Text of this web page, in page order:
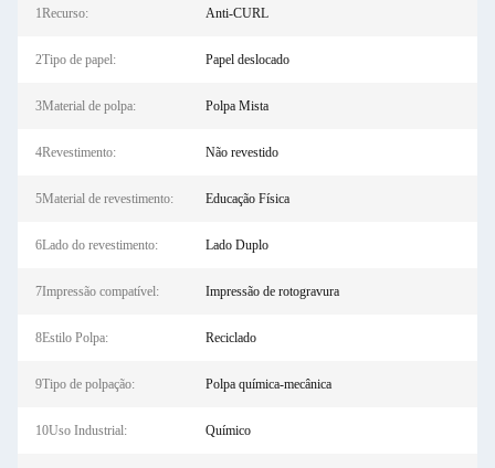
1Recurso: Anti-CURL
2Tipo de papel: Papel deslocado
3Material de polpa: Polpa Mista
4Revestimento: Não revestido
5Material de revestimento: Educação Física
6Lado do revestimento: Lado Duplo
7Impressão compatível: Impressão de rotogravura
8Estilo Polpa: Reciclado
9Tipo de polpação: Polpa química-mecânica
10Uso Industrial: Químico